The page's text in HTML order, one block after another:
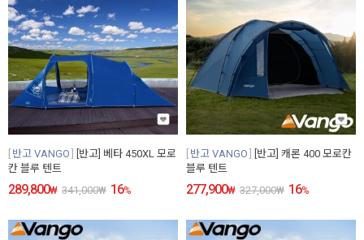
반고 VANGO
[반고] 베타 450XL 모로
칸 블루 텐트
289,800₩ 341,000₩ 16%
반고 VANGO
[반고] 캐론 400 모로칸
블루 텐트
277,900₩ 327,000₩ 16%